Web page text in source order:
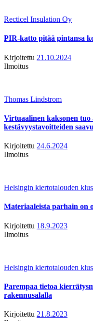
Recticel Insulation Oy
PIR-katto pitää pintansa
Kirjoitettu 21.10.2024
Ilmoitus
Thomas Lindstrom
Virtuaalinen kaksonen
kestävyystavoitteiden
Kirjoitettu 24.6.2024
Ilmoitus
Helsingin kiertotalouden
Materiaaleista parhain on
Kirjoitettu 18.9.2023
Ilmoitus
Helsingin kiertotalouden
Parempaa tietoa
rakennusalalla
Kirjoitettu 21.8.2023